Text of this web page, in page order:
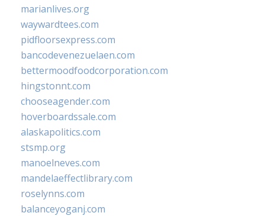
marianlives.org
waywardtees.com
pidfloorsexpress.com
bancodevenezuelaen.com
bettermoodfoodcorporation.com
hingstonnt.com
chooseagender.com
hoverboardssale.com
alaskapolitics.com
stsmp.org
manoelneves.com
mandelaeffectlibrary.com
roselynns.com
balanceyoganj.com